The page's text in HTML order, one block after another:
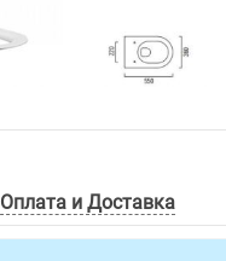
Оплата и Доставка